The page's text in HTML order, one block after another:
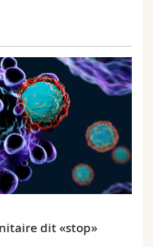
dit «stop»